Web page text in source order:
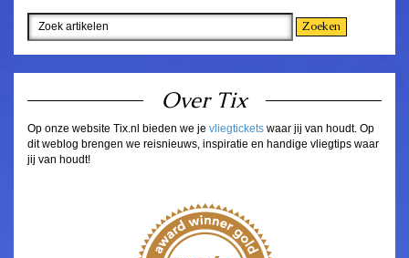
Over Tix
Op onze website Tix.nl bieden we je vliegtickets waar jij van houdt. Op
dit weblog brengen we reisnieuws, inspiratie en handige vliegtips waar
jij van houdt!